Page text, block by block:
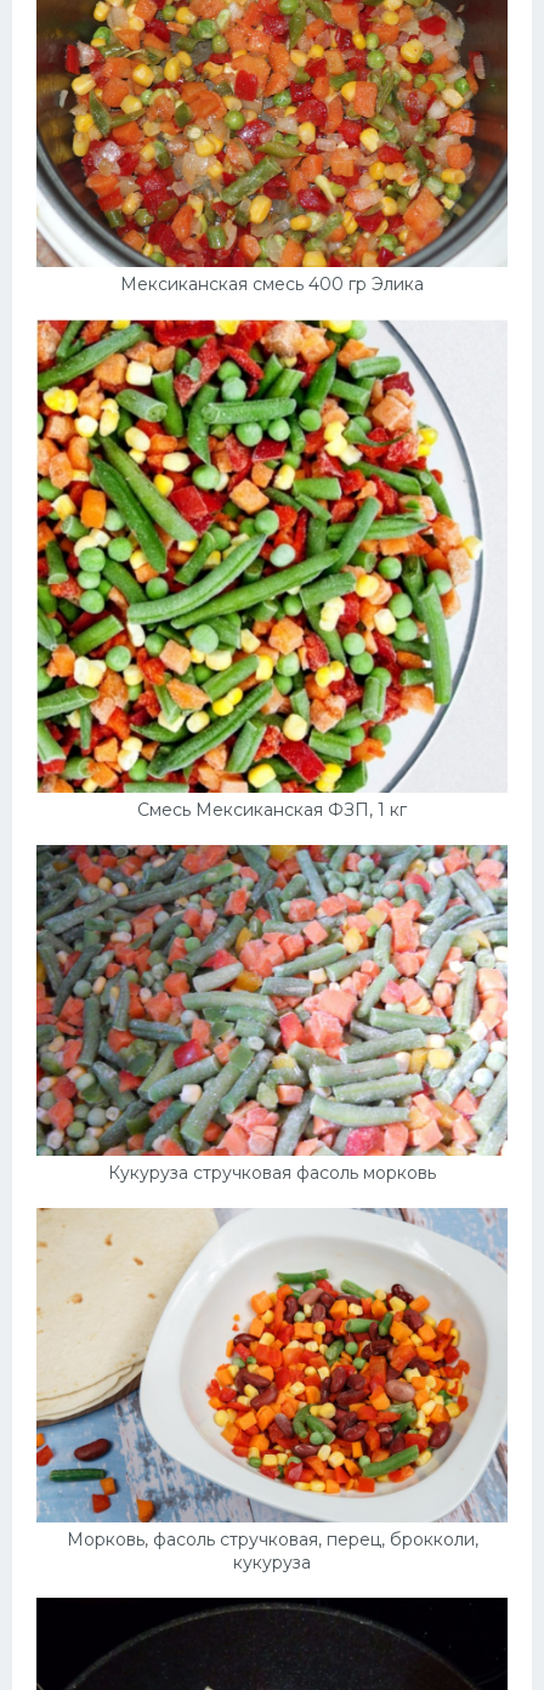
Мексиканская смесь 400 гр Элика
Смесь Мексиканская ФЗП, 1 кг
Кукуруза стручковая фасоль морковь
Морковь, фасоль стручковая, перец, брокколи,
кукуруза